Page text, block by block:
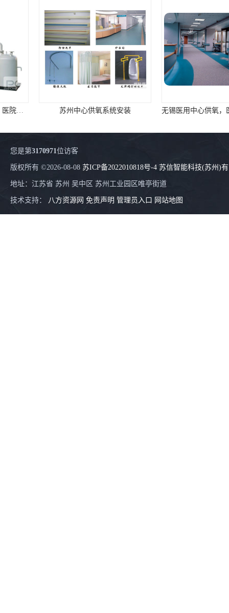
苏州中心供氧系统安装 无
您是第3170971位访客
版权所有 ©2026-08-08 苏ICP备2022010818号-4 苏信智能科技(苏州)
地址：江苏省 苏州 吴中区 苏州工业园区唯亭街道
技术支持： 八方资源网 免责声明 管理员入口 网站地图